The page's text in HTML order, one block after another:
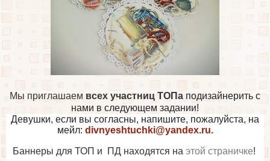
Мы приглашаем всех участниц ТОПа подизайнерить с
нами в следующем задании!
Девушки, если вы согласны, напишите, пожалуйста, на
мейл: divnyeshtuchki@yandex.ru.
Баннеры для ТОП и ПД находятся на этой страничке!